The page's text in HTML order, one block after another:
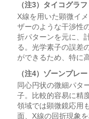
（注3）タイコグラフ
X線を用いた顕微イ
ザーのような干渉性
折パターンを元に、
る。光学素子の誤差
ができるため、特に
（注4）ゾーンプレー
同心円状の微細パタ
子。比較的容易に精
領域では顕微鏡応用
面、X線の回折現象